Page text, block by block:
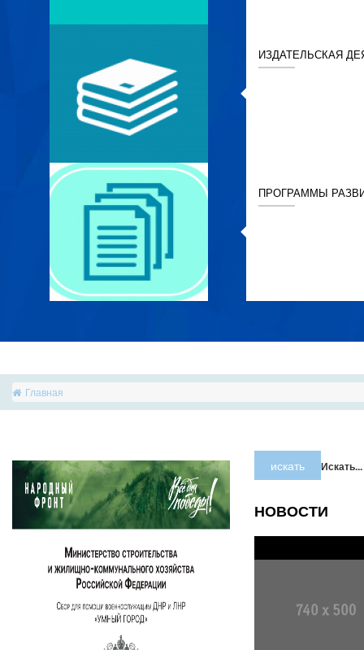
ИЗДАТЕЛЬСКАЯ
ПРОГРАММЫ
Главная
искать Искать...
НОВОСТИ